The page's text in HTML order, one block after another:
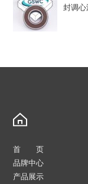
封调
首 页
品牌中心
产品展示